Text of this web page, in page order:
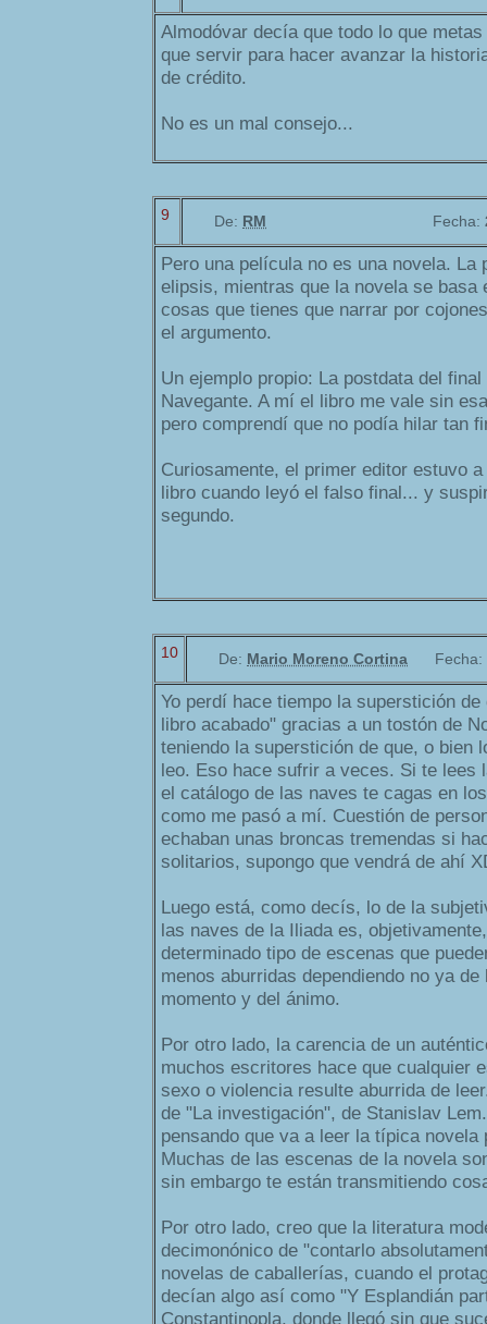
Almodóvar decía que todo lo que
que servir para hacer avanzar la
de crédito.
No es un mal consejo...
9 De: RM Fecha:
Pero una película no es una novela. La
elipsis, mientras que la novela se basa
cosas que tienes que narrar por
el argumento.
Un ejemplo propio: La postdata del
Navegante. A mí el libro me vale sin
pero comprendí que no podía hilar tan
Curiosamente, el primer editor estuvo
libro cuando leyó el falso final... y
segundo.
10 De: Mario Moreno Cortina Fecha:
Yo perdí hace tiempo la superstición
libro acabado" gracias a un tostón de
teniendo la superstición de que, o bien
leo. Eso hace sufrir a veces. Si te lees
el catálogo de las naves te cagas en
como me pasó a mí. Cuestión de
echaban unas broncas tremendas si
solitarios, supongo que vendrá de ahí
Luego está, como decís, lo de la
las naves de la Iliada es,
determinado tipo de escenas que
menos aburridas dependiendo no ya
momento y del ánimo.
Por otro lado, la carencia de un
muchos escritores hace que cualquier
sexo o violencia resulte aburrida de
de "La investigación", de Stanislav
pensando que va a leer la típica
Muchas de las escenas de la novela
sin embargo te están transmitiendo
Por otro lado, creo que la literatura
decimonónico de "contarlo
novelas de caballerías, cuando el
decían algo así como "Y Esplandián
Constantinopla, donde llegó sin que